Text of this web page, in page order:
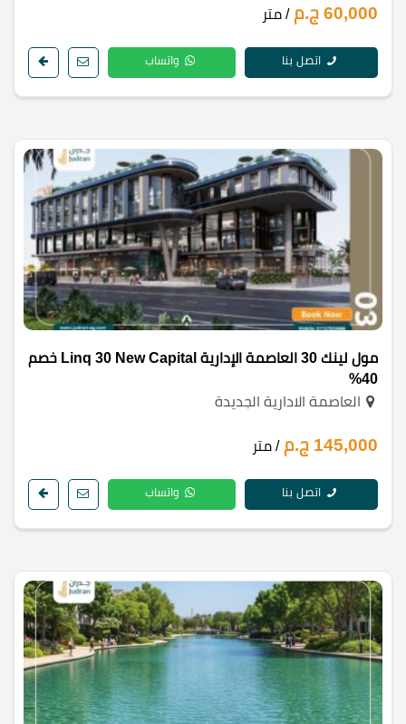
60,000 ج.م / متر
اتصل بنا واتساب
مول لينك 30 العاصمة الإدارية Linq 30 New Capital خصم
40%
العاصمة الادارية الجديدة
145,000 ج.م / متر
اتصل بنا واتساب